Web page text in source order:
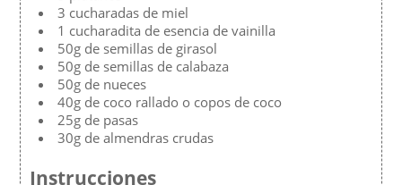
3 cucharadas de miel
1 cucharadita de esencia de vainilla
50g de semillas de girasol
50g de semillas de calabaza
50g de nueces
40g de coco rallado o copos de coco
25g de pasas
30g de almendras crudas
Instrucciones